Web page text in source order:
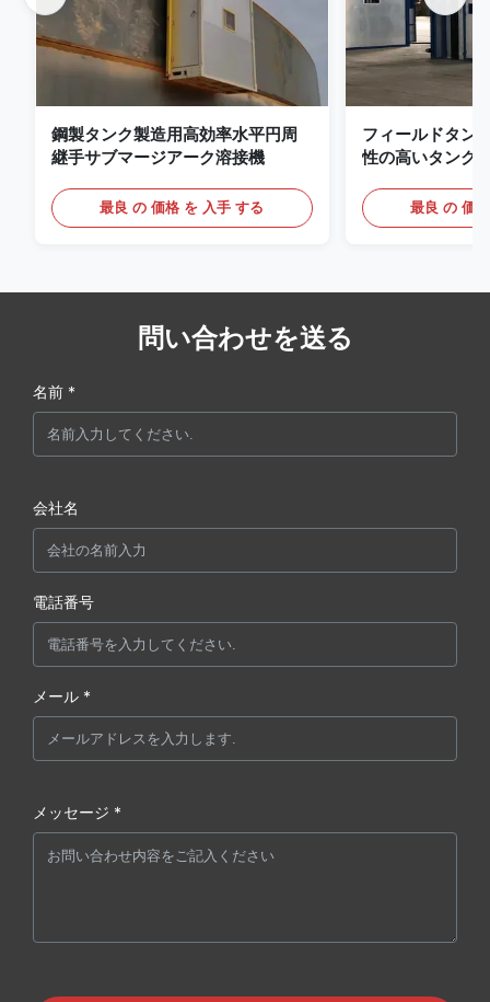
鋼製タンク製造用高効率水平円周
継手サブマージアーク溶接機
最良 の 価格 を 入手 する
フィールドタン
性の高いタンク
最良 の 価
問い合わせを送る
名前 *
会社名
電話番号
メール *
メッセージ *